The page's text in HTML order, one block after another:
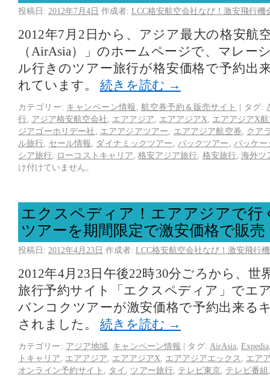
投稿日: 2012年7月4日 作成者: LCC格安航空会社なび！激安飛行機
2012年7月2日から、アジア最大の格安航
（AirAsia）」のホームページで、マレー
ル行きのツアー旅行が格安価格で予約出
れています。 続きを読む →
カテゴリー: キャンペーン情報 ,航空券予約＆販売サイト | タグ:
行 アジア格安航空会社 エアアジア エアアジアX
エアアジアX
ジアゴーホリデー社
エアアジアツアー エアアジア航空券
クア
ル旅行
セール情報 ダイナミックツアー パックツアー
パッケ
シア旅行
ローコストキャリア ,格安アジア旅行 格安旅行, 海外ツ
け付けていません。
エクスペディア！エアアジアで行
ツアーを期間限定で激安価格で販売
投稿日: 2012年4月23日 作成者: LCC格安航空会社なび！激安飛行
2012年4月23日午後22時30分ごろから、世
旅行予約サイト「エクスペディア」でエ
バンコクツアーが激安価格で予約出来る
されました。 続きを読む →
カテゴリー: アジア地域 キャンペーン情報 | タグ: AirAsia, Expedia
トキャリア
エアアジア エアアジアX エアアジアエックス
エア
オンライン予約サイト
タイ ツアー旅行 テレビ東京 テレビ番組